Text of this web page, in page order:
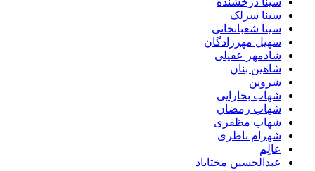
سینا سرلک
سینا شعبانخانی
سهیل مهرزادگان
شادمهر عقیلی
شاهین بنان
شروین
شهاب بخارایی
شهاب رمضان
شهاب مظفری
شهرام ناظری
عالِم
عبدالحسین مختاباد